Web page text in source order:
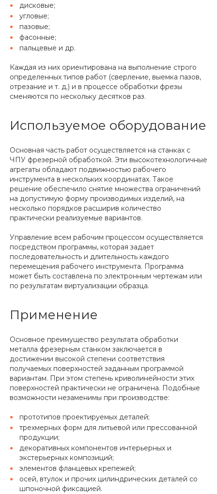
дисковые;
угловые;
пазовые;
фасонные;
пальцевые и др.
Каждая из них ориентирована на выполнение строго
определенных типов работ (сверление, выемка пазов,
отрезание и т. д.) и в процессе обработки фрезы
сменяются по нескольку десятков раз.
Используемое оборудование
Основная часть работ осуществляется на станках с
ЧПУ фрезерной обработкой. Эти высокотехнологичные
агрегаты обладают подвижностью рабочего
инструмента в нескольких координатах. Такое
решение обеспечило снятие множества ограничений
на допустимую форму производимых изделий, на
несколько порядков расширив количество
практически реализуемые вариантов.
Управление всем рабочим процессом осуществляется
посредством программы, которая задает
последовательность и длительность каждого
перемещения рабочего инструмента. Программа
может быть составлена по электронным чертежам или
по результатам виртуализации образца.
Применение
Основное преимущество результата обработки
металла фрезерным станком заключается в
достижении высокой степени соответствия
получаемых поверхностей заданным программой
вариантам. При этом степень криволинейности этих
поверхностей практически не ограничена. Подобные
возможности незаменимы при производстве:
прототипов проектируемых деталей;
трехмерных форм для литьевой или прессованной
продукции;
декоративных компонентов интерьерных и
экстерьерных композиций;
элементов фланцевых крепежей;
осей, втулок и прочих цилиндрических деталей со
шпоночной фиксацией.